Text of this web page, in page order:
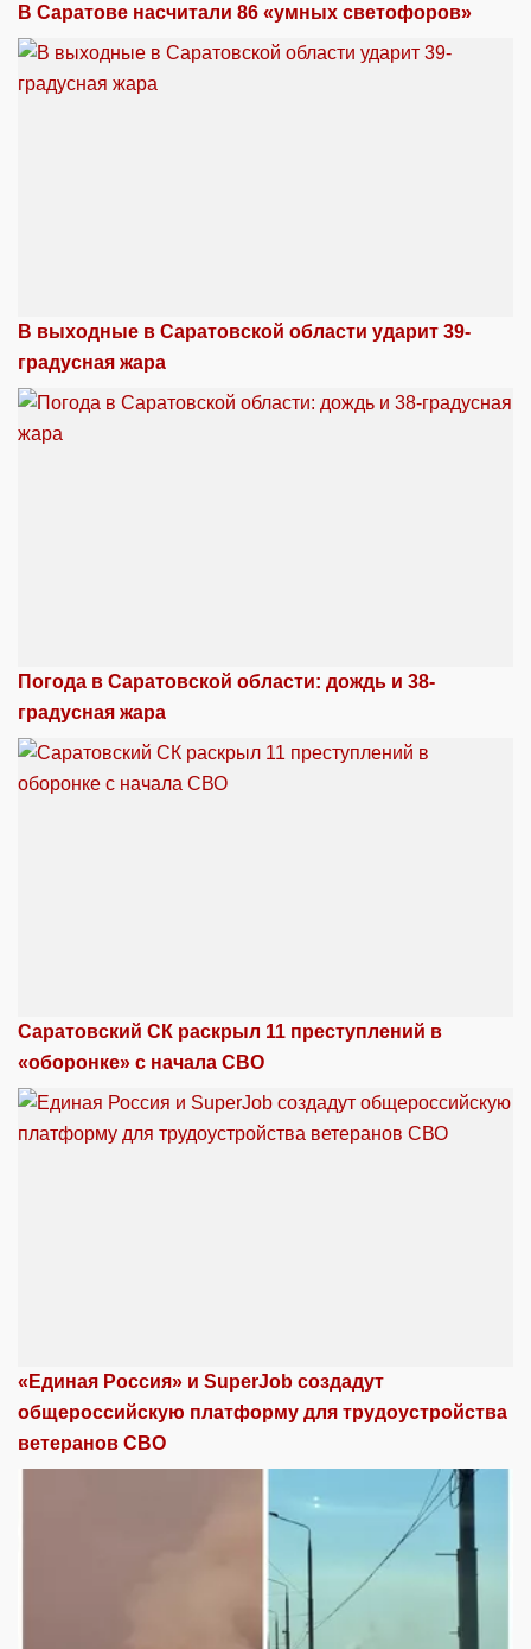
В Саратове насчитали 86 «умных светофоров»
В выходные в Саратовской области ударит 39-
градусная жара
Погода в Саратовской области: дождь и 38-
градусная жара
Саратовский СК раскрыл 11 преступлений в
«оборонке» с начала СВО
«Единая Россия» и SuperJob создадут
общероссийскую платформу для трудоустройства
ветеранов СВО